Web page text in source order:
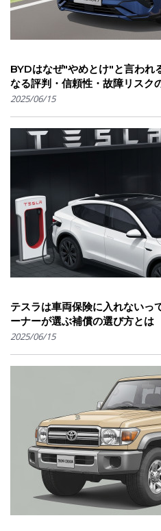
BYDはなぜ"やめとけ"と言われ
なる評判・信頼性・故障リスク
2025/06/15
テスラは車両保険に入れないっ
ーナーが選ぶ補償の選び方とは
2025/06/15